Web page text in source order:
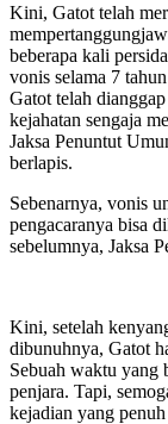
Kini, Gatot telah
beberapa kali
vonis selama 7
Gatot telah
kejahatan sengaja
Jaksa Penuntut
berlapis.
Sebenarnya, vonis
pengacaranya bisa
sebelumnya, Jaksa
Kini, setelah
dibunuhnya, Gatot
Sebuah waktu yang
penjara. Tapi,
kejadian yang